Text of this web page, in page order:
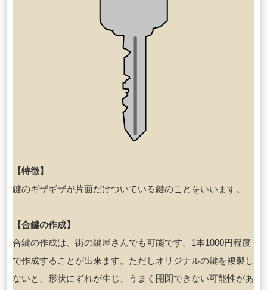
【特徴】
鍵のギザギザが片面だけついている鍵のことをいいます。
【合鍵の作成】
合鍵の作成は、街の鍵屋さんでも可能です。1本1000円程度
で作成することが出来ます。ただしオリジナルの鍵を複製し
ないと、形状にずれが生じ、うまく開閉できない可能性があ